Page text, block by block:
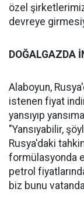
özel
devreye
DOĞALGAZDA
Alaboyun,
istenen fiyat
yansıyıp
"Yansıyabilir,
Rusya'daki
formülasyonda
petrol
biz bunu